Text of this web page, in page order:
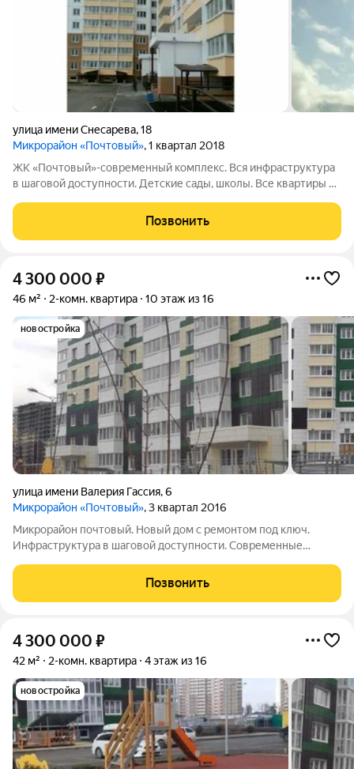
улица имени Снесарева,18
Микрорайон «Почтовый», 1 квартал 2018
ЖК «Почтовый»-современный комплекс. Вся инфраструктура
в шаговой доступности. Детские сады, школы. Все квартиры с
площадкой. ФЗ-214. Ипотека, мат. капитал, рассрочка. Звоните,
с удовольствием отвечу
Позвонить
4 300 000 ₽
46 м² 2-комн. квартира 10 этаж из 16
новостройка
улица имени Валерия Гассия,6
Микрорайон «Почтовый», 3 квартал 2016
Микрорайон почтовый. Новый дом с ремонтом под ключ.
Инфраструктура в шаговой доступности. Современные
оплаты. Звоните, я отвечу на все ваши вопросы.
Позвонить
4 300 000 ₽
42 м² 2-комн. квартира 4 этаж из 16
новостройка